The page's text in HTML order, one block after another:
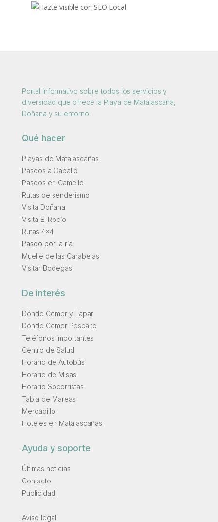
Portal informativo sobre todos los servicios y
diversidad que ofrece la Playa de Matalascaña,
Doñana y su entorno.
Qué hacer
Playas de Matalascañas
Paseos a Caballo
Paseos en Camello
Rutas de senderismo
Visita Doñana
Visita El Rocío
Rutas 4×4
Paseo por la ría
Muelle de las Carabelas
Visitar Bodegas
De interés
Dónde Comer y Tapar
Dónde Comer Pescaito
Teléfonos importantes
Centro de Salud
Horario de Autobús
Horario de Misas
Horario Socorristas
Tabla de Mareas
Mercadillo
Hoteles en Matalascañas
Ayuda y soporte
Últimas noticias
Contacto
Publicidad
Aviso legal